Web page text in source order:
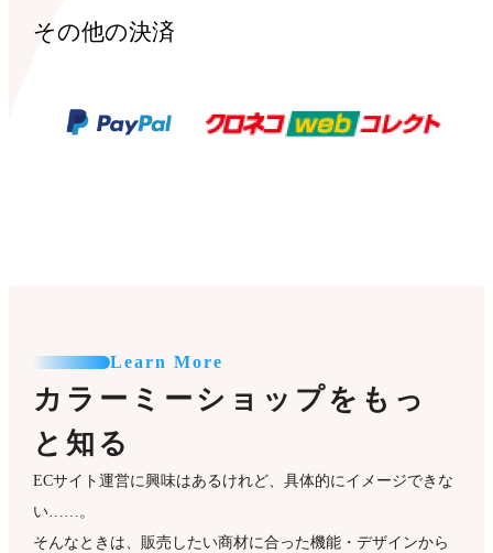
その他の決済
Learn More
カラーミーショップをもっ
と知る
ECサイト運営に興味はあるけれど、具体的にイメージできな
い……。
そんなときは、販売したい商材に合った機能・デザインから